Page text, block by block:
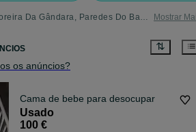
Bebé e Criança em Amoreira Da Gândara, Paredes Do Bairro E Ancas - tudo o que precisa Mostrar
os anúncios?
Cama de bebe para desocupar
Usado
100 €